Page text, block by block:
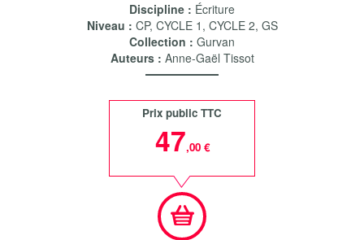
Discipline : Écriture
Niveau : CP, CYCLE 1 , CYCLE 2, GS
Collection : Gurvan
Auteurs : Anne-Gaël Tissot
Prix public TTC
47,00 €